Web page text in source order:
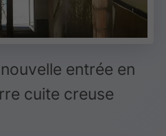
entrée en
cuite creuse